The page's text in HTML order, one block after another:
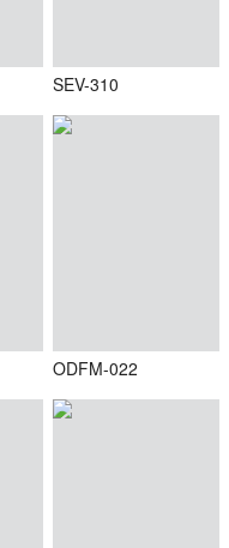
SEV-310
ODFM-022